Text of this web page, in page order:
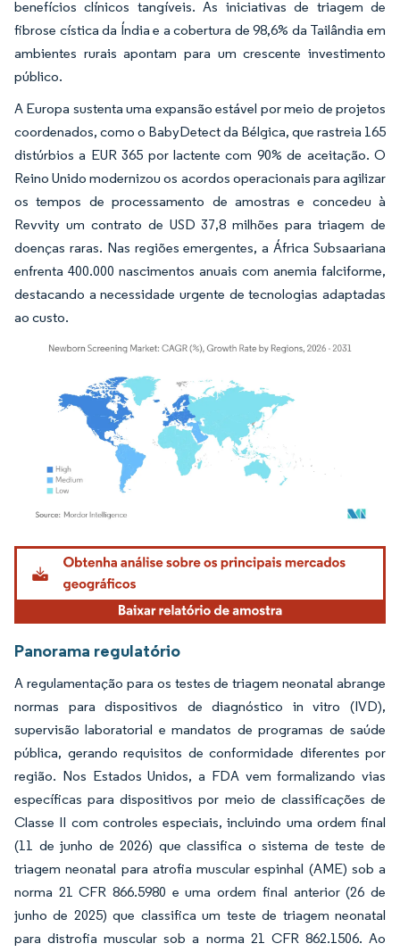
benefícios clínicos tangíveis. As iniciativas de triagem de
fibrose cística da Índia e a cobertura de 98,6% da Tailândia em
ambientes rurais apontam para um crescente investimento
público.
A Europa sustenta uma expansão estável por meio de projetos
coordenados, como o BabyDetect da Bélgica, que rastreia 165
distúrbios a EUR 365 por lactente com 90% de aceitação. O
Reino Unido modernizou os acordos operacionais para agilizar
os tempos de processamento de amostras e concedeu à
Revvity um contrato de USD 37,8 milhões para triagem de
doenças raras. Nas regiões emergentes, a África Subsaariana
enfrenta 400.000 nascimentos anuais com anemia falciforme,
destacando a necessidade urgente de tecnologias adaptadas
ao custo.
Imagem © Mordor Intelligence. O reuso requer atribuição conforme CC BY 4.0.
Panorama regulatório
A regulamentação para os testes de triagem neonatal abrange
normas para dispositivos de diagnóstico in vitro (IVD),
supervisão laboratorial e mandatos de programas de saúde
pública, gerando requisitos de conformidade diferentes por
região. Nos Estados Unidos, a FDA vem formalizando vias
específicas para dispositivos por meio de classificações de
Classe II com controles especiais, incluindo uma ordem final
(11 de junho de 2026) que classifica o sistema de teste de
triagem neonatal para atrofia muscular espinhal (AME) sob a
norma 21 CFR 866.5980 e uma ordem final anterior (26 de
junho de 2025) que classifica um teste de triagem neonatal
para distrofia muscular sob a norma 21 CFR 862.1506. Ao